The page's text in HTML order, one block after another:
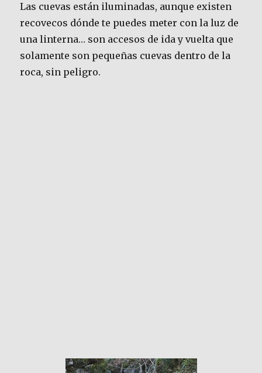
Las cuevas están iluminadas, aunque existen
recovecos dónde te puedes meter con la luz de
una linterna… son accesos de ida y vuelta que
solamente son pequeñas cuevas dentro de la
roca, sin peligro.